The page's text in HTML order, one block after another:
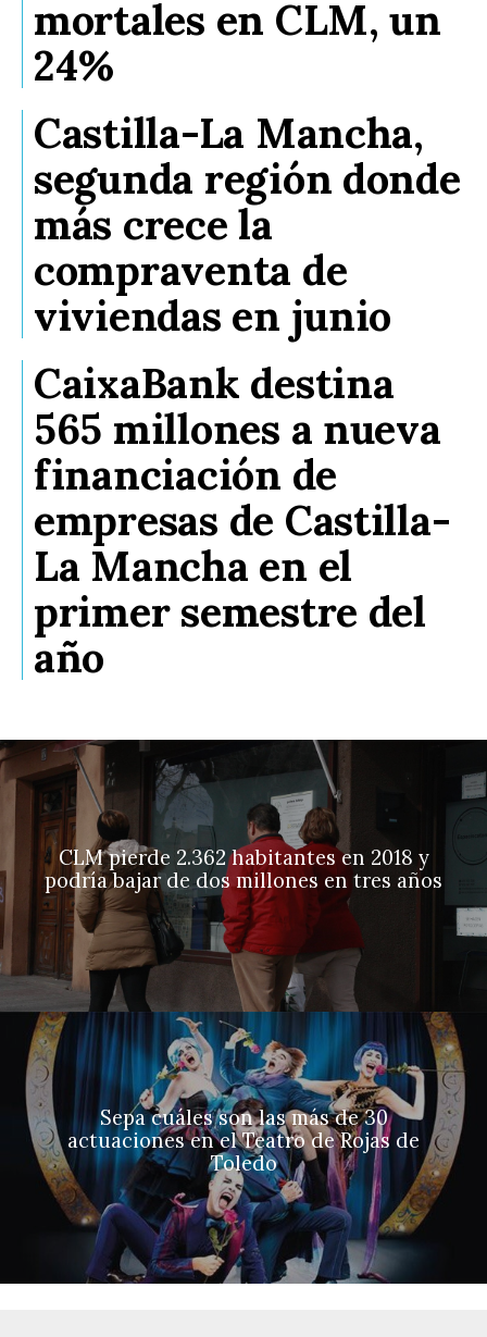
mortales en CLM, un
24%
Castilla-La Mancha,
segunda región donde
más crece la
compraventa de
viviendas en junio
CaixaBank destina
565 millones a nueva
financiación de
empresas de Castilla-
La Mancha en el
primer semestre del
año
CLM pierde 2.362 habitantes en 2018 y
podría bajar de dos millones en tres años
Sepa cuáles son las más de 30
actuaciones en el Teatro de Rojas de
Toledo